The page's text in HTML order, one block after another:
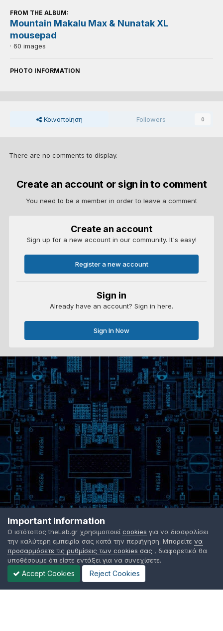
FROM THE ALBUM:
Mountain Makalu Max & Nunatak XL
mousepad
· 60 images
PHOTO INFORMATION
Κοινοποίηση Followers 0
There are no comments to display.
Create an account or sign in to comment
You need to be a member in order to leave a comment
Create an account
Sign up for a new account in our community. It's easy!
Register a new account
Sign in
Already have an account? Sign in here.
Sign In Now
Important Information
Ο ιστότοπος theLab.gr χρησιμοποιεί cookies για να διασφαλίσει
την καλύτερη εμπειρία σας κατά την περιήγηση. Μπορείτε να
προσαρμόσετε τις ρυθμίσεις των cookies σας , διαφορετικά θα
υποθέσουμε ότι είστε εντάξει για να συνεχίσετε.
Accept Cookies Reject Cookies